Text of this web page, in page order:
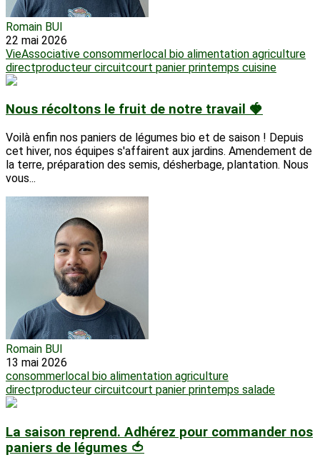
Romain BUI
22 mai 2026
VieAssociative consommerlocal bio alimentation agriculture
directproducteur circuitcourt panier printemps cuisine
Nous récoltons le fruit de notre travail 🍓
Voilà enfin nos paniers de légumes bio et de saison ! Depuis
cet hiver, nos équipes s'affairent aux jardins. Amendement de
la terre, préparation des semis, désherbage, plantation. Nous
vous...
Romain BUI
13 mai 2026
consommerlocal bio alimentation agriculture
directproducteur circuitcourt panier printemps salade
La saison reprend. Adhérez pour commander nos
paniers de légumes 🍅